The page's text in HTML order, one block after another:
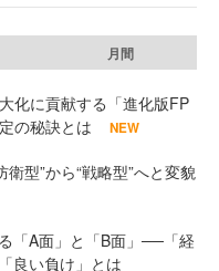
月間
化に貢献する「進化版FP
の秘訣とは
NEW
型”から“戦略型”へと変貌
「A面」と「B面」──「経
良い負け」とは